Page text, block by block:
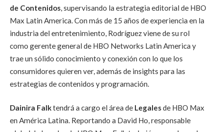
de Contenidos, supervisando la estrategia editorial de HBO
Max Latin America. Con más de 15 años de experiencia en la
industria del entretenimiento, Rodríguez viene de su rol
como gerente general de HBO Networks Latin America y
trae un sólido conocimiento y conexión con lo que los
consumidores quieren ver, además de insights para las
estrategias de contenidos y programación.
Dainira Falktendrá a cargo el área de Legalesde HBO Max
en América Latina. Reportando a David Ho, responsable